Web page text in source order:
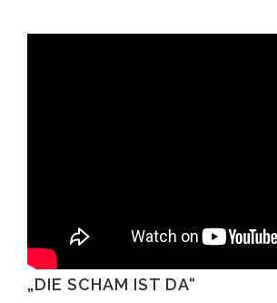
„DIE SCHAM IST DA“